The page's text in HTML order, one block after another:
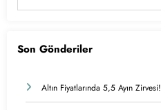
Son Gönderiler
Altın Fiyatlarında 5,5 Ayın